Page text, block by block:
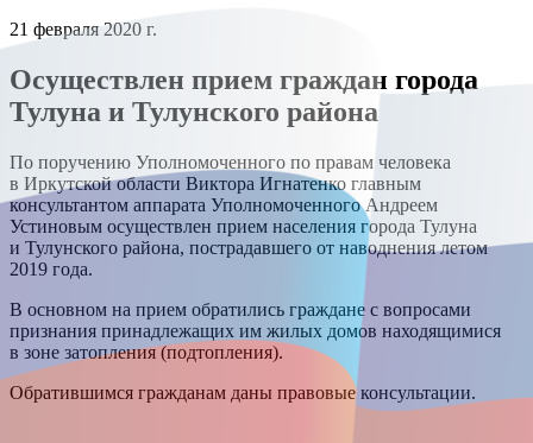
21 февраля 2020 г.
Осуществлен прием граждан города
Тулуна и Тулунского района
По поручению Уполномоченного по правам человека
в Иркутской области Виктора Игнатенко главным
консультантом аппарата Уполномоченного Андреем
Устиновым осуществлен прием населения города Тулуна
и Тулунского района, пострадавшего от наводнения летом
2019 года.
В основном на прием обратились граждане с вопросами
признания принадлежащих им жилых домов находящимися
в зоне затопления (подтопления).
Обратившимся гражданам даны правовые консультации.